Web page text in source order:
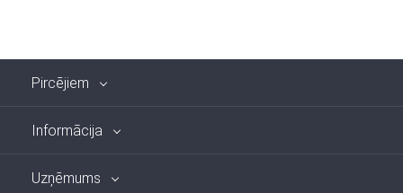
Pircējiem
Informācija
Uzņēmums